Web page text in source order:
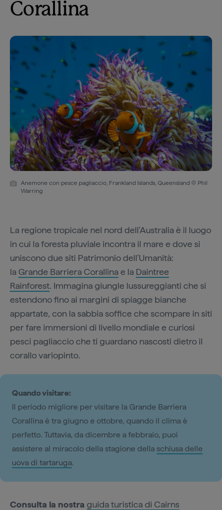
Corallina
Anemone con pesce pagliaccio, Frankland Islands, Queensland © Phil
Warring
La regione tropicale nel nord dell'Australia è il luogo
in cui la foresta pluviale incontra il mare e dove si
uniscono due siti Patrimonio dell'Umanità:
la Grande Barriera Corallinae la Daintree
Rainforest. Immagina giungle lussureggianti che si
estendono fino ai margini di spiagge bianche
appartate, con la sabbia soffice che scompare in siti
per fare immersioni di livello mondiale e curiosi
pesci pagliaccio che ti guardano nascosti dietro il
corallo variopinto.
Quando visitare:
Il periodo migliore per visitare la Grande Barriera
Corallina è tra giugno e ottobre, quando il clima è
perfetto. Tuttavia, da dicembre a febbraio, puoi
assistere al miracolo della stagione della schiusa delle
uova di tartaruga.
Consulta la nostra guida turistica di Cairns